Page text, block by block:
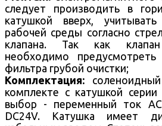
следует производить в
катушкой вверх,
рабочей среды согласно
клапана. Так как
необходимо предусмотреть
фильтра грубой очистки;
Комплектация:
комплекте с катушкой
выбор - переменный ток
DC24V. Катушка имеет